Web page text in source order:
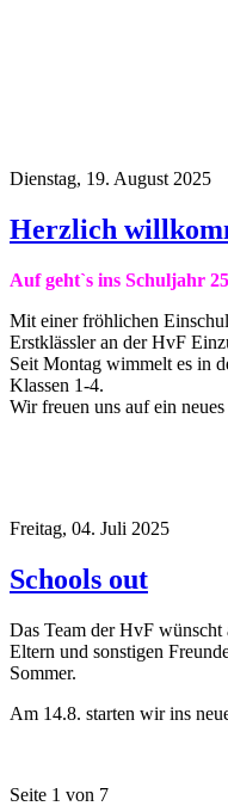
Dienstag, 19. August 2025
Herzlich
Auf geht`s ins Schuljahr
Mit einer fröhlichen
Erstklässler an der HvF
Seit Montag wimmelt es in
Klassen 1-4.
Wir freuen uns auf ein
Freitag, 04. Juli 2025
Schools out
Das Team der HvF
Eltern und sonstigen
Sommer.
Am 14.8. starten wir ins
Seite 1 von 7